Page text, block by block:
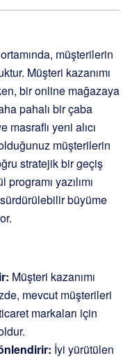
müşterilerin
Müşteri kazanımı
bir online mağazaya
pahalı bir çaba
yeni alıcı
müşterilerin
stratejik bir geçiş
yazılımı
büyüme
Müşteri kazanımı
mevcut müşterileri
markaları için
İyi yürütülen